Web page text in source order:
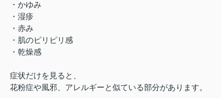
・かゆみ
・湿疹
・赤み
・肌のピリピリ感
・乾燥感
症状だけを見ると、
花粉症や風邪、アレルギーと似ている部分があります。